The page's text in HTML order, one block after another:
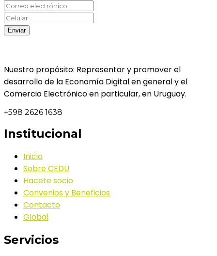
Nuestro propósito: Representar y promover el
desarrollo de la Economía Digital en general y el
Comercio Electrónico en particular, en Uruguay.
+598 2626 1638
Institucional
Inicio
Sobre CEDU
Hacete socio
Convenios y Beneficios
Contacto
Global
Servicios